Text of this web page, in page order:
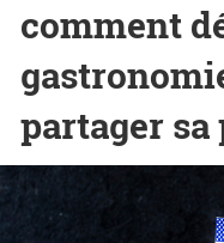
comment
partager